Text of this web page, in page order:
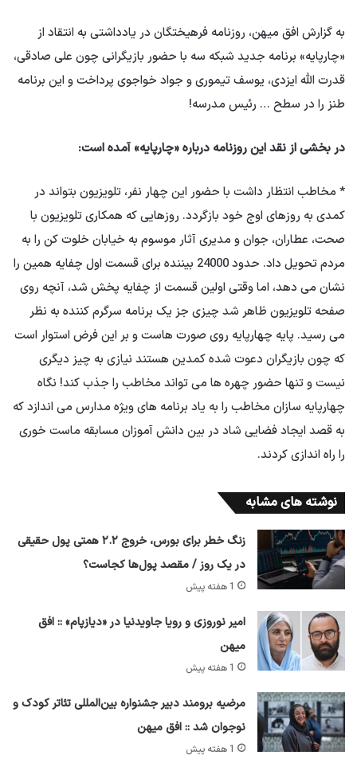
به گزارش افق میهن، روزنامه فرهیختگان در یادداشتی به انتقاد از
«چارپایه» برنامه جدید شبکه سه با حضور بازیگرانی چون علی صادقی،
قدرت الله ایزدی، یوسف تیموری و جواد خواجوی پرداخت و این برنامه
طنز را در سطح … رئیس مدرسه!
در بخشی از نقد این روزنامه درباره «چارپایه» آمده است:
* مخاطب انتظار داشت با حضور این چهار نفر، تلویزیون بتواند در
کمدی به روزهای اوج خود بازگردد. روزهایی که همکاری تلویزیون با
صحت، عطاران، جوان و مدیری آثار موسوم به خیابان خلوت کن را به
مردم تحویل داد. حدود 24000 بیننده برای قسمت اول چفایه همین را
نشان می دهد، اما وقتی اولین قسمت از چفایه پخش شد، آنچه روی
صفحه تلویزیون ظاهر شد چیزی جز یک برنامه سرگرم کننده به نظر
می رسید. پایه چهارپایه روی صورت هاست و بر این فرض استوار است
که چون بازیگران دعوت شده کمدین هستند نیازی به چیز دیگری
نیست و تنها حضور چهره ها می تواند مخاطب را جذب کند! نگاه
چهارپایه سازان مخاطب را به یاد برنامه های ویژه مدارس می اندازد که
به قصد ایجاد فضایی شاد در بین دانش آموزان مسابقه ماست خوری
را راه اندازی کردند.
نوشته های مشابه
زنگ خطر برای بورس، خروج ۲.۲ همتی پول حقیقی
در یک روز / مقصد پول‌ها کجاست؟
1 هفته پیش
امیر نوروزی و رویا جاویدنیا در «دیازپام» :: افق
میهن
1 هفته پیش
مرضیه برومند دبیر جشنواره بین‌المللی تئاتر کودک و
نوجوان شد :: افق میهن
1 هفته پیش